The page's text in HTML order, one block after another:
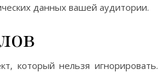
данных вашей аудитории.
который нельзя игнорировать.